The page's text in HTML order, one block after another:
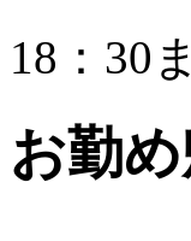
18：30
お勤